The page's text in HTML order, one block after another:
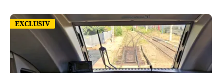
EXCLUSIV
EXCLUSIV